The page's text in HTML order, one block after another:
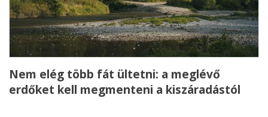
Nem elég több fát ültetni: a meglévő
erdőket kell megmenteni a kiszáradástól